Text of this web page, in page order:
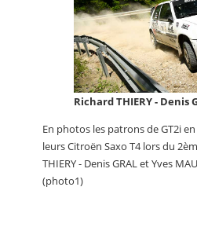
Richard THIERY - Denis
En photos les patrons de GT2i
leurs Citroën Saxo T4 lors du
THIERY - Denis GRAL et Yves
(photo1)